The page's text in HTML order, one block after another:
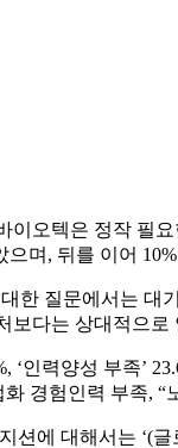
이오텍은 정작 필
으며, 뒤를 이어
한 질문에서는 대
보다는 상대적으
‘인력양성 부족’
경험인력 부족,
션에 대해서는 ‘(